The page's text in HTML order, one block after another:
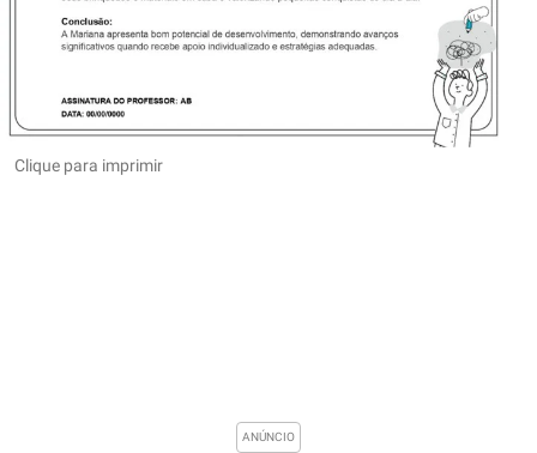
Clique para imprimir